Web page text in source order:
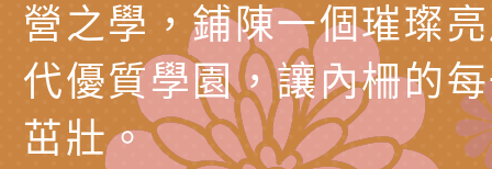
長說明會
學術研討會」暨徵稿
反詐宣導影片連結一
函轉內政部為強化社
詐知能及宣導檢察官
官制度中協助被害人
檢送本市馬祖新村眷
區「馬村設計實驗室
信誼基金會於3／14
營之學，鋪陳一個璀璨
代優質學園，讓內柵的
茁壯。